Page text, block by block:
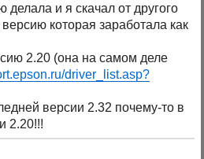
делала и я скачал от другого
которая заработала как
2.20 (она на самом деле
driver_list.asp?
версии 2.32 почему-то в
2.20!!!